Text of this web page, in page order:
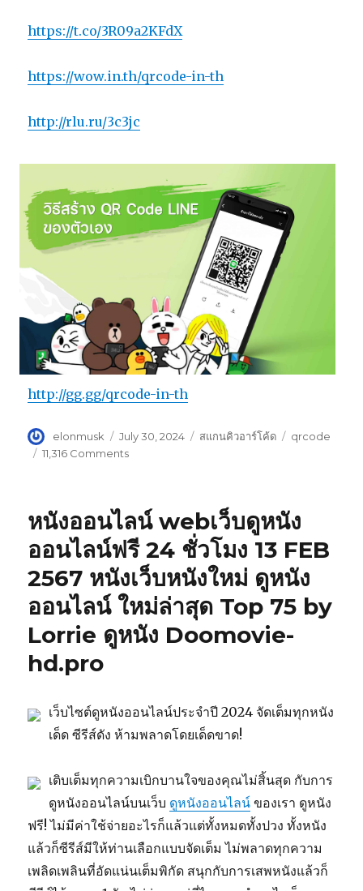
https://t.co/3R09a2KFdX
https://wow.in.th/qrcode-in-th
http://rlu.ru/3c3jc
http://gg.gg/qrcode-in-th
Author
elonmusk
Posted
on
July 30, 2024 Categories
สแกนคิวอาร์โค้ด Tags
qrcode
11,316 Comments
ออนไลน์
สร้าง
คิว
อาร์
โค้ด
ฟรี
การ
สร้าง
qr
generator
คิว
อาร์
qrcode
Top
37
Johnette
หนังออนไลน์ webเว็บดูหนัง
ออนไลน์ฟรี 24 ชั่วโมง 13 FEB
2567 หนังเว็บหนังใหม่ ดูหนัง
ออนไลน์ ใหม่ล่าสุด Top 75 by
Lorrie ดูหนัง Doomovie-
hd.pro
เว็บไซต์ดูหนังออนไลน์ประจำปี 2024 จัดเต็มทุกหนัง
เด็ด ซีรีส์ดัง ห้ามพลาดโดยเด็ดขาด!
เติบเต็มทุกความเบิกบานใจของคุณไม่สิ้นสุด กับการ
ดูหนังออนไลน์บนเว็บ ดูหนังออนไลน์ ของเรา ดูหนัง
ฟรี! ไม่มีค่าใช้จ่ายอะไรก็แล้วแต่ทั้งหมดทั้งปวง ทั้งหนัง
แล้วก็ซีรีส์มีให้ท่านเลือกแบบจัดเต็ม ไม่พลาดทุกความ
เพลิดเพลินที่อัดแน่นเต็มพิกัด สนุกกับการเสพหนังแล้วก็